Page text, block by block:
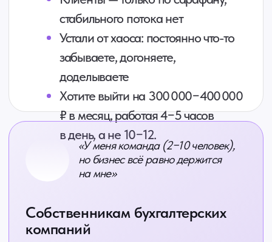
Сотрудники не берут
ответственность, текучка, найти
сильных сложно
вас, а вы — управляли,
а не «тушили пожары»
Выбрать формат участия
На Бухфоруме